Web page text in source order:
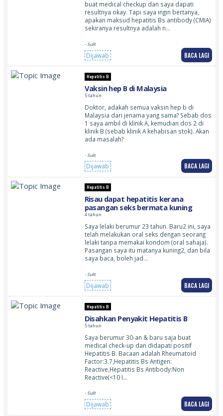
buat medical checkup dan saya dapati
resultnya okay. Tapi saya ingin bertanya,
apakan maksud hepatitis Bs antibody (CMIA)
sekiranya resultnya adalah n…
- Sulit
Dijawab BACA LAGI
Hepatitis B
Vaksin hep B di Malaysia
5 tahun
Doktor, adakah semua vaksin hep b di
Malaysia dari jenama yang sama? Sebab dos
1 saya ambil di klinik A, kemudian dos 2 di
klinik B (sebab klinik A kehabisan stok). Akan
ada masalah?
- Sulit
Dijawab BACA LAGI
Hepatitis B
Risau dapat hepatitis kerana
pasangan seks bermata kuning
4 tahun
Saya lelaki berumur 23 tahun. Baru2 ini, saya
telah melakukan oral seks dengan seorang
lelaki tanpa memakai kondom (oral sahaja).
Pasangan saya itu matanya kuning2, dan bila
saya baca, boleh jad…
- Sulit
Dijawab BACA LAGI
Hepatitis B
Disahkan Penyakit Hepatitis B
5 tahun
Saya berumur 30-an & baru saja buat
medical check-up dan didapati positif
Hepatitis B. Bacaan adalah Rheumatoid
Factor:3.7,Hepatitis Bs Antigen:
Reactive,Hepatitis Bs Antibody:Non
Reactive(<10 I…
- Sulit
Dijawab BACA LAGI